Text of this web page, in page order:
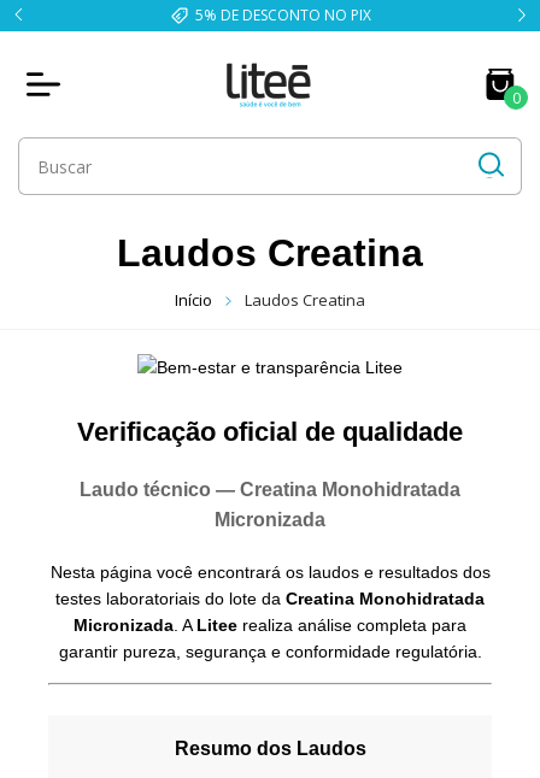
5% DE DESCONTO NO PIX
0
Laudos Creatina
Início Laudos Creatina
Verificação oficial de qualidade
Laudo técnico — Creatina Monohidratada
Micronizada
Nesta página você encontrará os laudos e resultados dos
testes laboratoriais do lote da Creatina Monohidratada
Micronizada. ALitee realiza análise completa para
garantir pureza, segurança e conformidade regulatória.
Resumo dos Laudos